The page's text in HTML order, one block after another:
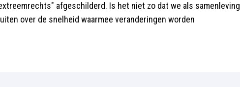
afgeschilderd. Is het niet zo dat we als samenleving
over de snelheid waarmee veranderingen worden